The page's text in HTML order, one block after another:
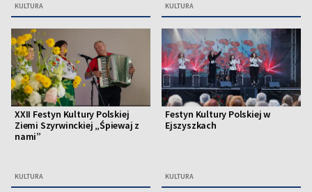
KULTURA KULTURA
XXII Festyn Kultury Polskiej
Ziemi Szyrwinckiej „Śpiewaj z
nami”
KULTURA
Festyn Kultury Polskiej w
Ejszyszkach
KULTURA